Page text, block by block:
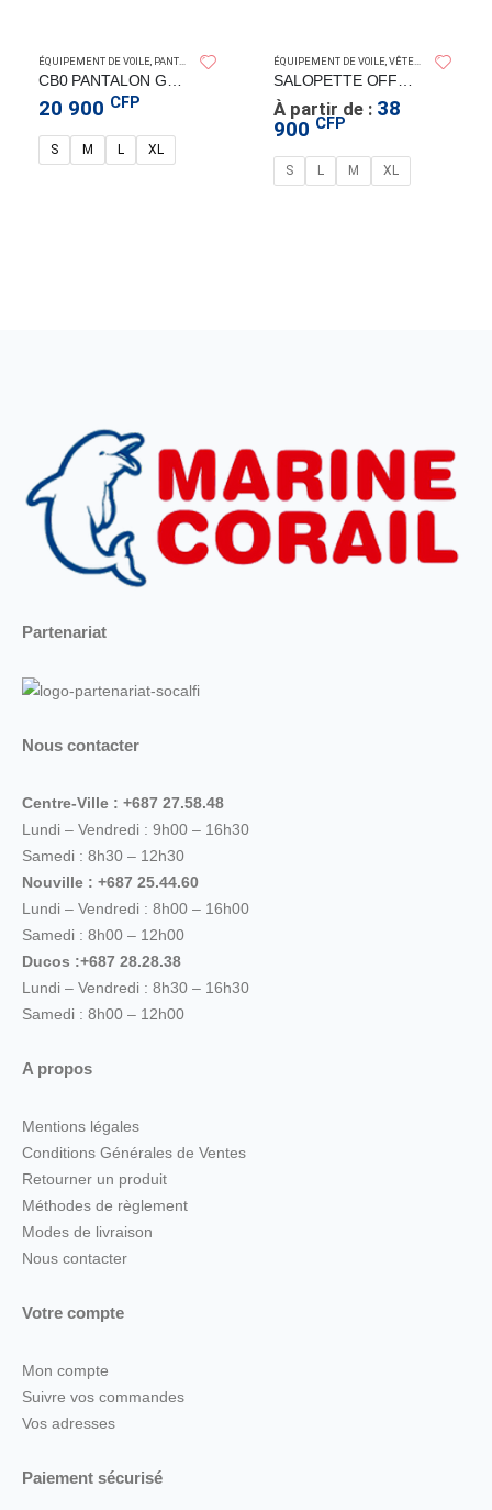
ÉQUIPEMENT DE VOILE PANTALONS DE VOILE VÊTEMENTS ÉTANCHES GUY COTTEN
20 900 CFP
S M L XL
ÉQUIPEMENT DE VOILE VÊTEMENTS ÉTANCHES
À partir de : 38
900 CFP
S L M XL
Partenariat
Nous contacter
Centre-Ville : +687 27.58.48
Lundi – Vendredi : 9h00 – 16h30
Samedi : 8h30 – 12h30
Nouville : +687 25.44.60
Lundi – Vendredi : 8h00 – 16h00
Samedi : 8h00 – 12h00
Ducos :+687 28.28.38
Lundi – Vendredi : 8h30 – 16h30
Samedi : 8h00 – 12h00
A propos
Mentions légales
Conditions Générales de Ventes
Retourner un produit
Méthodes de règlement
Modes de livraison
Nous contacter
Votre compte
Mon compte
Suivre vos commandes
Vos adresses
Paiement sécurisé